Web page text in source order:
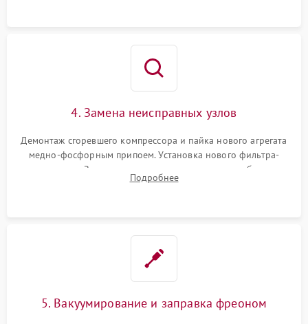
4. Замена неисправных узлов
Демонтаж сгоревшего компрессора и пайка нового агрегата
медно-фосфорным припоем. Установка нового фильтра-
осушителя. Замена изношенных вентиляторов обдува,
сломанных заслонок или поврежденных дверных петель.
Подробнее
5. Вакуумирование и заправка фреоном